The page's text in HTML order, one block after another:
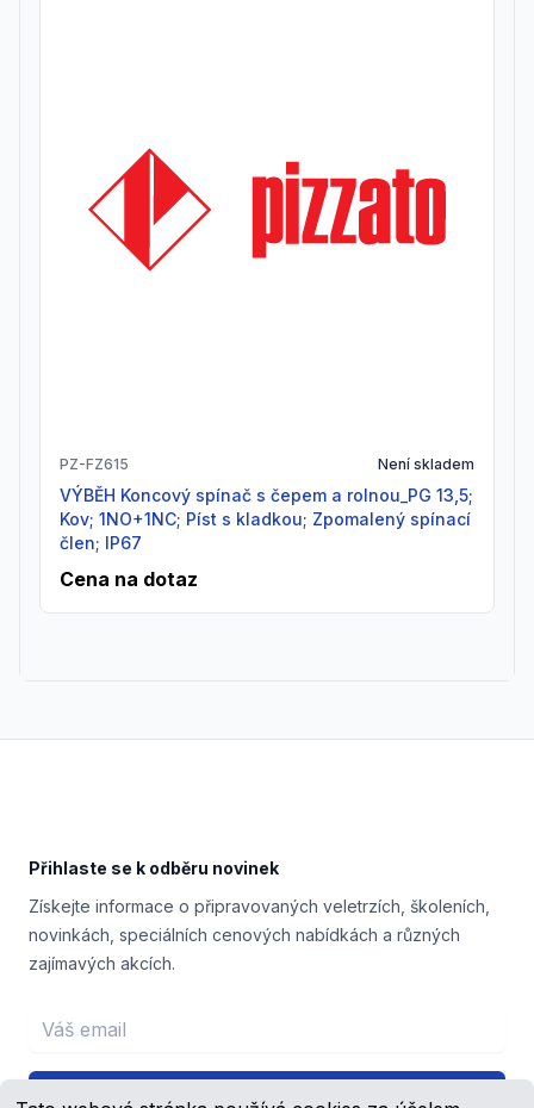
PZ-FZ615 Není skladem
VÝBĚH Koncový spínač s čepem a rolnou_PG 13,5;
Kov; 1NO+1NC; Píst s kladkou; Zpomalený spínací
člen; IP67
Cena na dotaz
Přihlaste se k odběru novinek
Získejte informace o připravovaných veletrzích, školeních,
novinkách, speciálních cenových nabídkách a různých
zajímavých akcích.
Email address
Přihlášení